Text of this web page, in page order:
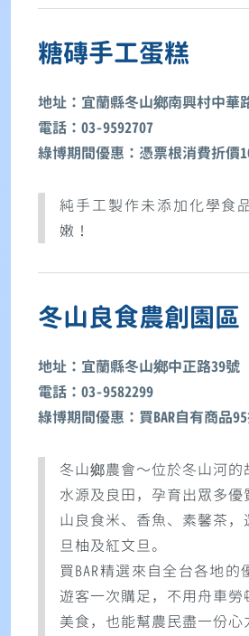
糖磚手工蛋糕
地址：宜蘭縣冬山鄉南興村中華
電話：03-9592707
綠博期間優惠：憑票根消費折價
純手工製作未添加化學食
嫩！
冬山良食農創園區
地址：宜蘭縣冬山鄉中正路39號
電話：03-9582299
綠博期間優惠：買BAR自有商品
冬山鄉農會〜位於冬山河的
水源及良田，孕育出眾多優
山良食米、香魚、素馨茶，
旦柚及紅文旦。
買BAR精選來自全台各地
遊客一次購足，不用舟車
美食，也能幫農民盡一份心